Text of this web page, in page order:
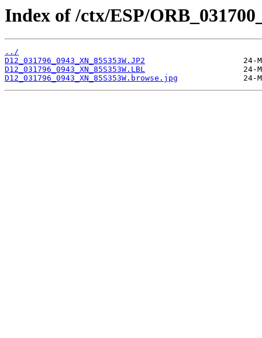
Index of /ctx/ESP/
../
D12_031796_0943_XN_85S353W.JP2
D12_031796_0943_XN_85S353W.LBL
D12_031796_0943_XN_85S353W.browse.jpg